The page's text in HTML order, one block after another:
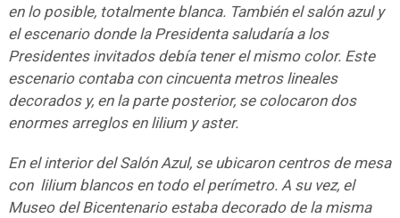
en lo posible, totalmente blanca. También el salón azul y
el escenario donde la Presidenta saludaría a los
Presidentes invitados debía tener el mismo color. Este
escenario contaba con cincuenta metros lineales
decorados y, en la parte posterior, se colocaron dos
enormes arreglos en lilium y aster.
En el interior del Salón Azul, se ubicaron centros de mesa
con lilium blancos en todo el perímetro. A su vez, el
Museo del Bicentenario estaba decorado de la misma